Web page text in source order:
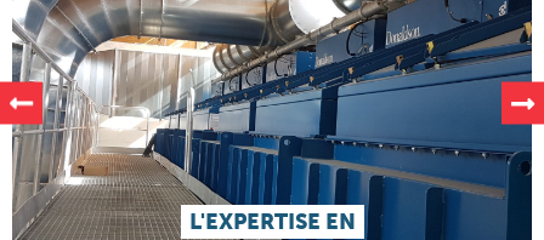
L'EXPERTISE EN